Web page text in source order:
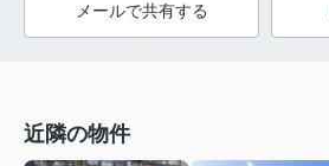
メールで共有する
近隣の物件